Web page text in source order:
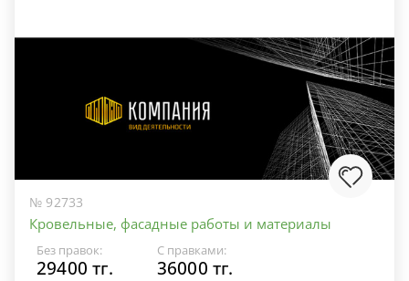
№ 92733
Кровельные, фасадные работы и материалы
Без правок:
29400 тг.
С правками:
36000 тг.